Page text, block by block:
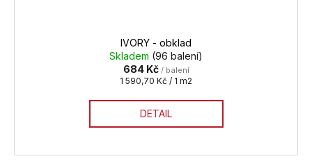
IVORY - obklad
Skladem (96 balení)
684 Kč / balení
Měrná
1 590,70 Kč / 1 m2
DETAIL